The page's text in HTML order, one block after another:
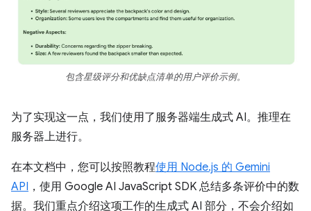
包含星级评分和优缺点清单的用户评价示例。
为了实现这一点，我们使用了服务器端生成式 AI。推理在
服务器上进行。
在本文档中，您可以按照教程使用 Node.js 的 Gemini
API ，使用 Google AI JavaScript SDK 总结多条评价中的数
据。我们重点介绍这项工作的生成式 AI 部分，不会介绍如